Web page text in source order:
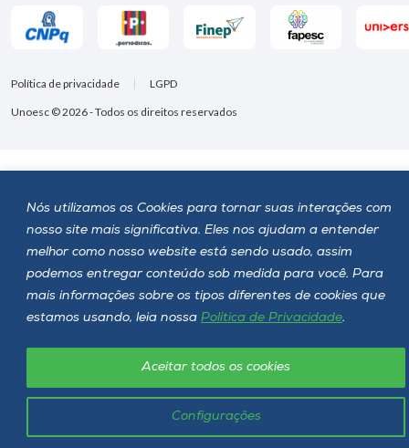
Nós utilizamos os Cookies para tornar suas interações com
nosso site mais significativa. Eles nos ajudam a entender
melhor como nosso website está sendo usado, assim
podemos entregar conteúdo sob medida para você. Para
mais informações sobre os tipos diferentes de cookies que
estamos usando, leia nossa Política de Privacidade.
Configurações
Aceitar todos os cookies
Unoesc © 2026 - Todos os direitos reservados
Política de privacidade LGPD